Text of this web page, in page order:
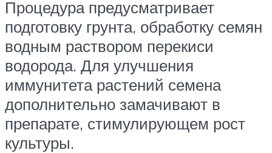
Процедура предусматривает
подготовку грунта, обработку семян
водным раствором перекиси
водорода. Для улучшения
иммунитета растений семена
дополнительно замачивают в
препарате, стимулирующем рост
культуры.